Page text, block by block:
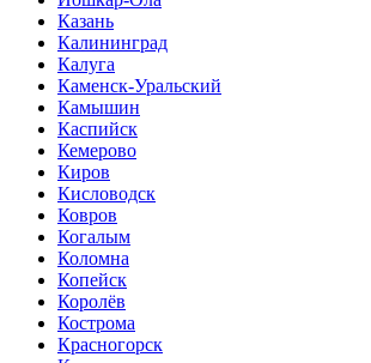
Казань
Калининград
Калуга
Каменск-Уральский
Камышин
Каспийск
Кемерово
Киров
Кисловодск
Ковров
Когалым
Коломна
Копейск
Королёв
Кострома
Красногорск